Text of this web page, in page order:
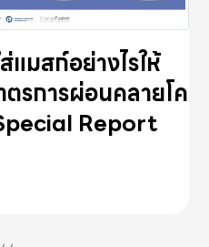
แมสก์อย่างไรให้
รการผ่อนคลายโค
Report